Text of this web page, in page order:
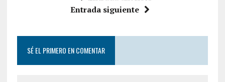
Entrada siguiente
SÉ EL PRIMERO EN COMENTAR